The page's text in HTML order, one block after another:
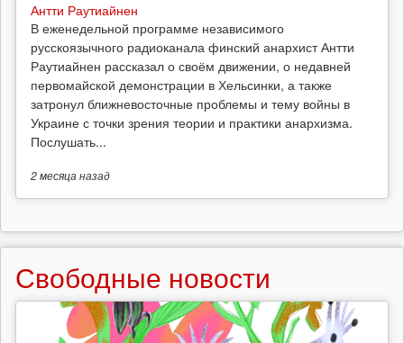
Антти Раутиайнен
В еженедельной программе независимого
русскоязычного радиоканала финский анархист Антти
Раутиайнен рассказал о своём движении, о недавней
первомайской демонстрации в Хельсинки, а также
затронул ближневосточные проблемы и тему войны в
Украине с точки зрения теории и практики анархизма.
Послушать...
2 месяцаназад
Свободные новости